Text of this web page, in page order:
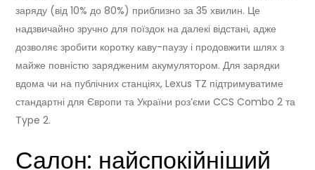
заряду (від 10% до 80%) приблизно за 35 хвилин. Це
надзвичайно зручно для поїздок на далекі відстані, адже
дозволяє зробити коротку каву-паузу і продовжити шлях з
майже повністю зарядженим акумулятором. Для зарядки
вдома чи на публічних станціях, Lexus TZ підтримуватиме
стандартні для Європи та України роз’єми CCS Combo 2 та
Type 2.
Салон: найспокійніший